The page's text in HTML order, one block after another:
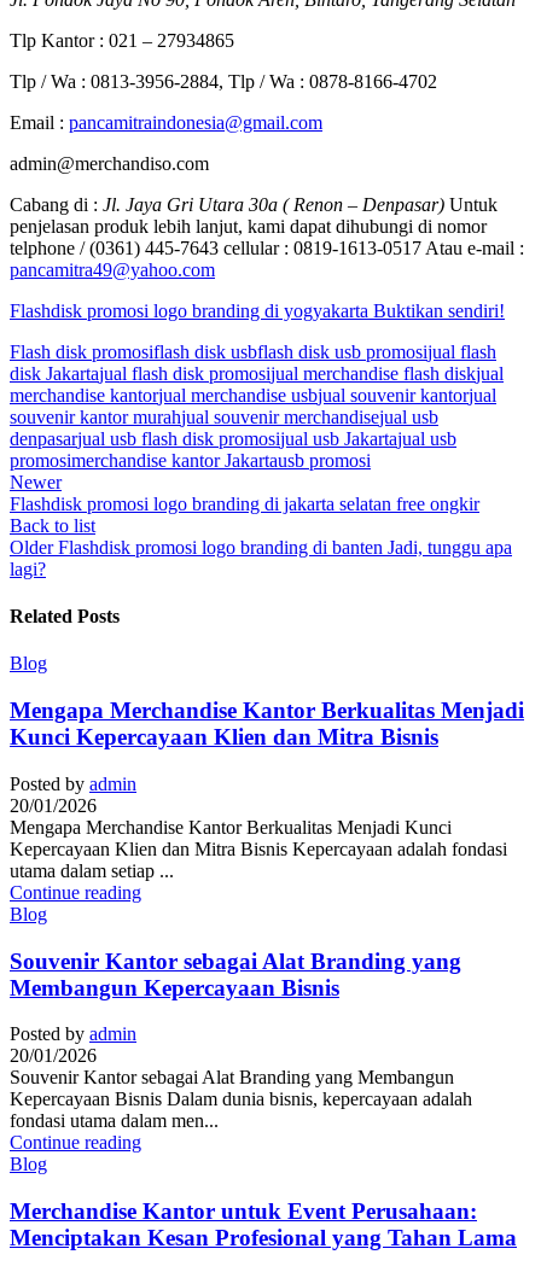
Tlp Kantor : 021 – 27934865
Tlp / Wa : 0813-3956-2884, Tlp / Wa : 0878-8166-4702
Email : pancamitraindonesia@gmail.com
admin@merchandiso.com
Cabang di : Jl. Jaya Gri Utara 30a ( Renon – Denpasar) Untuk
penjelasan produk lebih lanjut, kami dapat dihubungi di nomor
telphone / (0361) 445-7643 cellular : 0819-1613-0517 Atau e-mail :
pancamitra49@yahoo.com
Flashdisk promosi logo branding di yogyakarta Buktikan sendiri!
Flash disk promosiflash disk usbflash disk usb promosijual flash
disk Jakartajual flash disk promosijual merchandise flash diskjual
merchandise kantorjual merchandise usbjual souvenir kantorjual
souvenir kantor murahjual souvenir merchandisejual usb
denpasarjual usb flash disk promosijual usb Jakartajual usb
promosimerchandise kantor Jakartausb promosi
Newer
Flashdisk promosi logo branding di jakarta selatan free ongkir
Back to list
Older Flashdisk promosi logo branding di banten Jadi, tunggu apa
lagi?
Related Posts
Blog
Mengapa Merchandise Kantor Berkualitas Menjadi
Kunci Kepercayaan Klien dan Mitra Bisnis
Posted by admin
20/01/2026
Mengapa Merchandise Kantor Berkualitas Menjadi Kunci
Kepercayaan Klien dan Mitra Bisnis Kepercayaan adalah fondasi
utama dalam setiap ...
Continue reading
Blog
Souvenir Kantor sebagai Alat Branding yang
Membangun Kepercayaan Bisnis
Posted by admin
20/01/2026
Souvenir Kantor sebagai Alat Branding yang Membangun
Kepercayaan Bisnis Dalam dunia bisnis, kepercayaan adalah
fondasi utama dalam men...
Continue reading
Blog
Merchandise Kantor untuk Event Perusahaan:
Menciptakan Kesan Profesional yang Tahan Lama